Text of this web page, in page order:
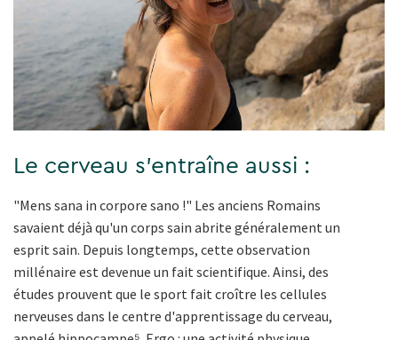
Le cerveau s'entraîne aussi :
"Mens sana in corpore sano !" Les anciens Romains
savaient déjà qu'un corps sain abrite généralement un
esprit sain. Depuis longtemps, cette observation
millénaire est devenue un fait scientifique. Ainsi, des
études prouvent que le sport fait croître les cellules
nerveuses dans le centre d'apprentissage du cerveau,